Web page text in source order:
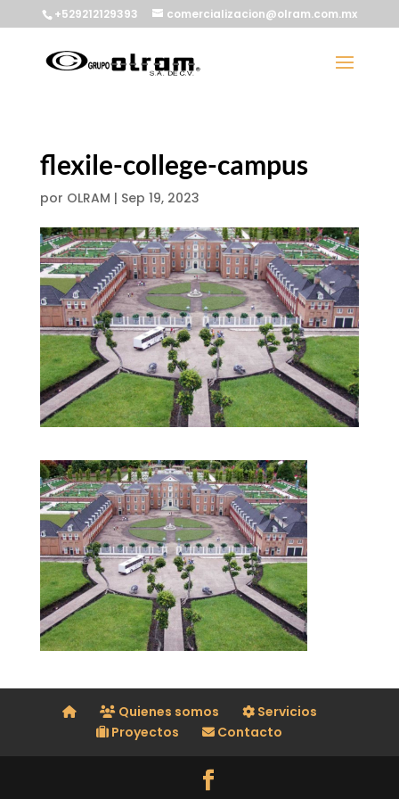
+529212129393 comercializacion@olram.com.mx
flexile-college-campus
por OLRAM | Sep 19, 2023
Quienes somos
Servicios
Proyectos
Contacto